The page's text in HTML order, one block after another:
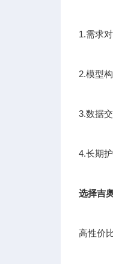
1.需求
2.模型
3.数据
4.长期
选择吉
高性价